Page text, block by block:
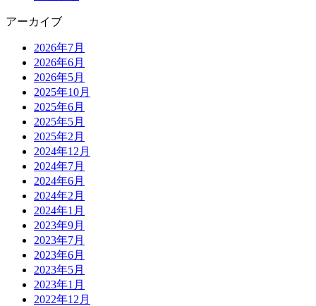
アーカイブ
2026年7月
2026年6月
2026年5月
2025年10月
2025年6月
2025年5月
2025年2月
2024年12月
2024年7月
2024年6月
2024年2月
2024年1月
2023年9月
2023年7月
2023年6月
2023年5月
2023年1月
2022年12月